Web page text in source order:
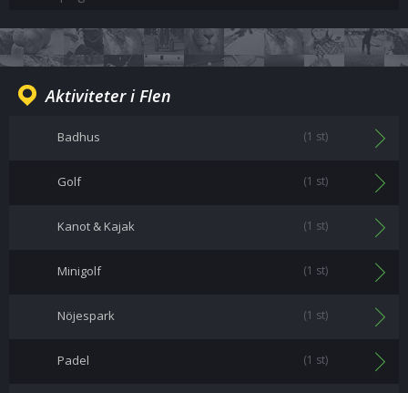
Aktiviteter i Flen
Badhus (1 st)
Golf (1 st)
Kanot & Kajak (1 st)
Minigolf (1 st)
Nöjespark (1 st)
Padel (1 st)